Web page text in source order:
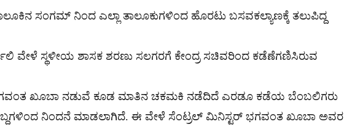
ಸಂಗಮ್ ನಿಂದ ಎಲ್ಲಾ ತಾಲೂಕುಗಳಿಂದ ಹೊರಟು ಬಸವಕಲ್ಯಾಣಕ್ಕೆ ತಲುಪಿದ್ದ
ವೇಳೆ ಸ್ಥಳೀಯ ಶಾಸಕ ಶರಣು ಸಲಗರಗೆ ಕೇಂದ್ರ ಸಚಿವರಿಂದ ಕಡೆಣೆಗಣಿಸಿರುವ
ಖೂಬಾ ನಡುವೆ ಕೂಡ ಮಾತಿನ ಚಕಮಕಿ ನಡೆದಿದೆ ಎರಡೂ ಕಡೆಯ ಬೆಂಬಲಿಗರು
ಶಬ್ದಗಳಿಂದ ನಿಂದನೆ ಮಾಡಲಾಗಿದೆ. ಈ ವೇಳೆ ಸೆಂಟ್ರಲ್ ಮಿನಿಸ್ಟರ್​ ಭಗವಂತ ಖೂಬಾ ಅವರ